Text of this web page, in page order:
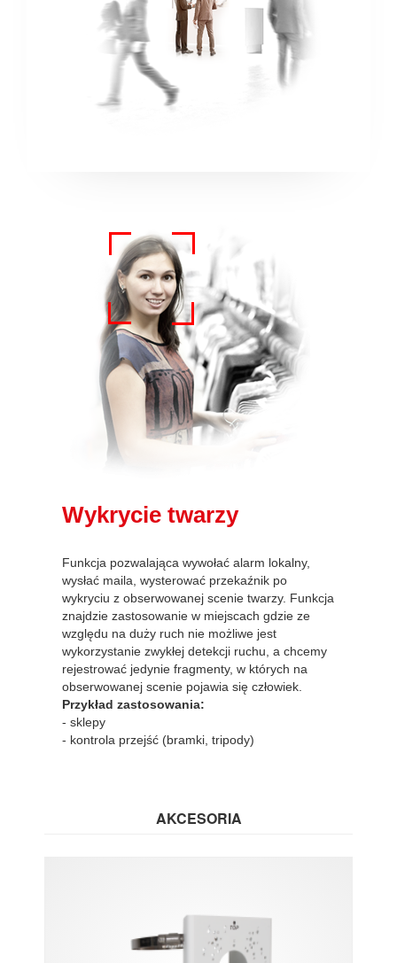
Wykrycie twarzy
Funkcja pozwalająca wywołać alarm lokalny,
wysłać maila, wysterować przekaźnik po
wykryciu z obserwowanej scenie twarzy. Funkcja
znajdzie zastosowanie w miejscach gdzie ze
względu na duży ruch nie możliwe jest
wykorzystanie zwykłej detekcji ruchu, a chcemy
rejestrować jedynie fragmenty, w których na
obserwowanej scenie pojawia się człowiek.
Przykład zastosowania:
- sklepy
- kontrola przejść (bramki, tripody)
AKCESORIA